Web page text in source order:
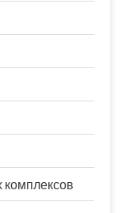
комплексов